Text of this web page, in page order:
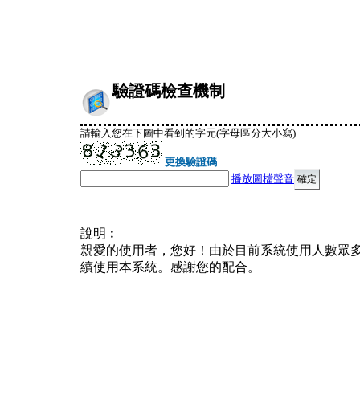
驗證碼檢查機制
請輸入您在下圖中看到的字元(字母區分大小寫)
更換驗證碼
播放圖檔聲音
說明︰
親愛的使用者，您好！由於目前系統使用人數眾
續使用本系統。感謝您的配合。